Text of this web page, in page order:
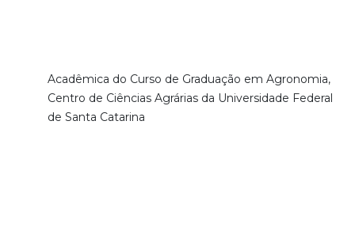
Acadêmica do Curso de Graduação em Agronomia,
Centro de Ciências Agrárias da Universidade Federal
de Santa Catarina